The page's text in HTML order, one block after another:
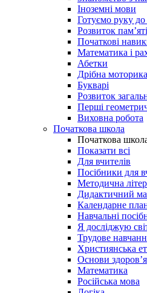
Іноземні мови
Готуємо руку
Розвиток
Початкові
Математика і
Абетки
Дрібна моторика
Букварі
Розвиток
Перші
Виховна робота
Початкова школа
Початкова
Показати всі
Для вчителів
Посібники для
Методична
Дидактичний
Календарне
Навчальні
Я досліджую
Трудове
Християнська
Основи здоров’я
Математика
Російська мова